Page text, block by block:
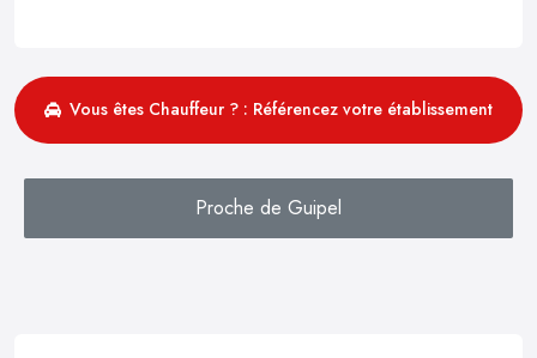
Vous êtes Chauffeur ? : Référencez votre établissement
Proche de Guipel